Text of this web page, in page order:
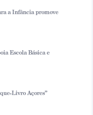
a Infância promove
Escola Básica e
Livro Açores”